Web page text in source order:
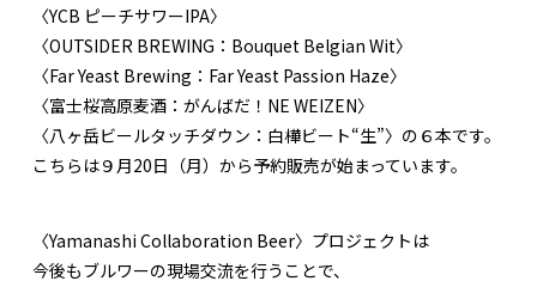
〈YCB ピーチサワーIPA〉
〈OUTSIDER BREWING：Bouquet Belgian Wit〉
〈Far Yeast Brewing：Far Yeast Passion Haze〉
〈富士桜高原麦酒：がんばだ！NE WEIZEN〉
〈八ヶ岳ビールタッチダウン：白樺ビート“生”〉の６本です。
こちらは９月20日（月）から予約販売が始まっています。
〈Yamanashi Collaboration Beer〉プロジェクトは
今後もブルワーの現場交流を行うことで、